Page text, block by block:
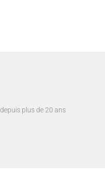
plus de 20 ans